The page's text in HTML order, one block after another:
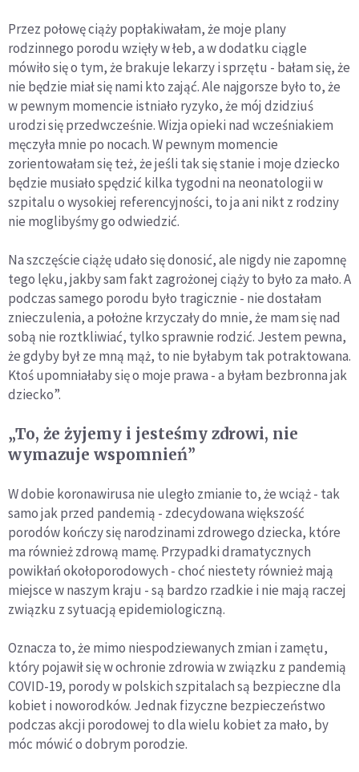
Przez połowę ciąży popłakiwałam, że moje plany
rodzinnego porodu wzięły w łeb, a w dodatku ciągle
mówiło się o tym, że brakuje lekarzy i sprzętu - bałam się, że
nie będzie miał się nami kto zająć. Ale najgorsze było to, że
w pewnym momencie istniało ryzyko, że mój dzidziuś
urodzi się przedwcześnie. Wizja opieki nad wcześniakiem
męczyła mnie po nocach. W pewnym momencie
zorientowałam się też, że jeśli tak się stanie i moje dziecko
będzie musiało spędzić kilka tygodni na neonatologii w
szpitalu o wysokiej referencyjności, to ja ani nikt z rodziny
nie moglibyśmy go odwiedzić.
Na szczęście ciążę udało się donosić, ale nigdy nie zapomnę
tego lęku, jakby sam fakt zagrożonej ciąży to było za mało. A
podczas samego porodu było tragicznie - nie dostałam
znieczulenia, a położne krzyczały do mnie, że mam się nad
sobą nie roztkliwiać, tylko sprawnie rodzić. Jestem pewna,
że gdyby był ze mną mąż, to nie byłabym tak potraktowana.
Ktoś upomniałaby się o moje prawa - a byłam bezbronna jak
dziecko”.
„To, że żyjemy i jesteśmy zdrowi, nie
wymazuje wspomnień”
W dobie koronawirusa nie uległo zmianie to, że wciąż - tak
samo jak przed pandemią - zdecydowana większość
porodów kończy się narodzinami zdrowego dziecka, które
ma również zdrową mamę. Przypadki dramatycznych
powikłań okołoporodowych - choć niestety również mają
miejsce w naszym kraju - są bardzo rzadkie i nie mają raczej
związku z sytuacją epidemiologiczną.
Oznacza to, że mimo niespodziewanych zmian i zamętu,
który pojawił się w ochronie zdrowia w związku z pandemią
COVID-19, porody w polskich szpitalach są bezpieczne dla
kobiet i noworodków. Jednak fizyczne bezpieczeństwo
podczas akcji porodowej to dla wielu kobiet za mało, by
móc mówić o dobrym porodzie.